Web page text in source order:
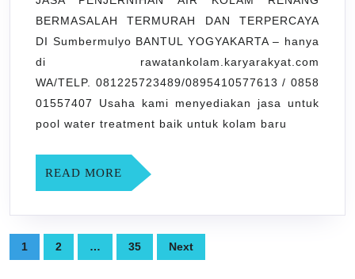
RENANG
BERMASALAH
TERMURAH
DAN
TERPERCAYA
DI
BERMASALAH TERMURAH DAN TERPERCAYA
DI Sumbermulyo BANTUL YOGYAKARTA – hanya
di rawatankolam.karyarakyat.com
WA/TELP. 081225723489/0895410577613 / 0858
01557407 Usaha kami menyediakan jasa untuk
pool water treatment baik untuk kolam baru
READ MORE READ
MORE
Posts
pagination
1 2 … 35 Next